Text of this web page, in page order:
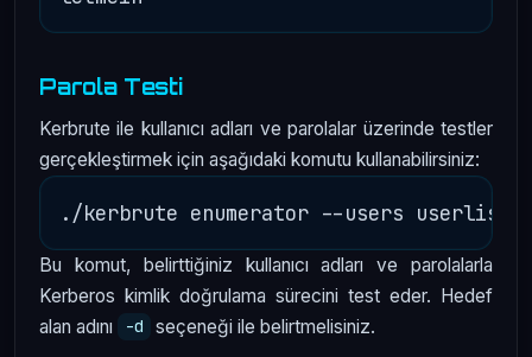
Parola Testi
Kerbrute ile kullanıcı adları ve parolalar üzerinde testler
gerçekleştirmek için aşağıdaki komutu kullanabilirsiniz:
Bu komut, belirttiğiniz kullanıcı adları ve parolalarla
Kerberos kimlik doğrulama sürecini test eder. Hedef
alan adını
-d seçeneği ile belirtmelisiniz.